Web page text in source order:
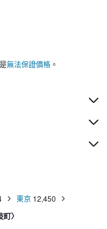
無法保證價格 。
東京 12,450
〉